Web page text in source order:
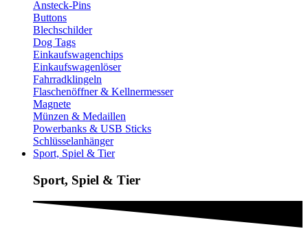
Ansteck-Pins
Buttons
Blechschilder
Dog Tags
Einkaufswagenchips
Einkaufswagenlöser
Fahrradklingeln
Flaschenöffner & Kellnermesser
Magnete
Münzen & Medaillen
Powerbanks & USB Sticks
Schlüsselanhänger
Sport, Spiel & Tier
Sport, Spiel & Tier